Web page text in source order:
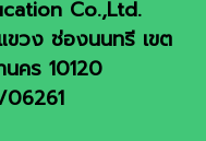
Co.,Ltd.
ขวง ช่องนนทรี เขต
คร 10120
06261